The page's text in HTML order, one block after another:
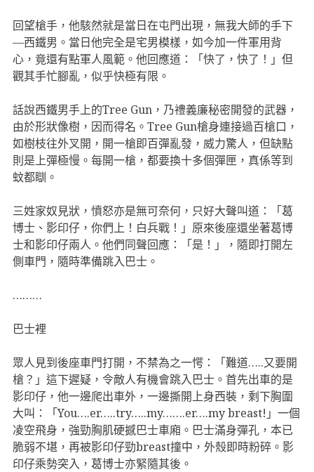
回望槍手，他駭然就是當日在屯門出現，無我大師的手下
—西鐵男。當日他完全是宅男模樣，如今加一件軍用背
心，竟還有點軍人風範。他回應道：「快了，快了！」但
觀其手忙腳亂，似乎快極有限。
話說西鐵男手上的Tree Gun，乃禮義廉秘密開發的武器，
由於形狀像樹，因而得名。Tree Gun槍身連接過百槍口，
如樹枝往外叉開，開一槍即百彈亂發，威力驚人，但缺點
則是上彈極慢。每開一槍，都要換十多個彈匣，真係等到
蚊都瞓。
三姓家奴見狀，憤怒亦是無可奈何，只好大聲叫道：「葛
博士、影印仔，你們上！白兵戰！」原來後座還坐著葛博
士和影印仔兩人。他們同聲回應：「是！」，隨即打開左
側車門，隨時準備跳入巴士。
………
巴士裡
眾人見到後座車門打開，不禁為之一愕：「難道…..又要開
槍？」這下遲疑，令敵人有機會跳入巴士。首先出車的是
影印仔，他一邊爬出車外，一邊撕開上身西裝，剩下胸圍
大叫：「You….er…..try…..my…….er….my breast!」一個
凌空飛身，強勁胸肌硬撼巴士車廂。巴士滿身彈孔，本已
脆弱不堪，再被影印仔勁breast撞中，外殼即時粉碎。影
印仔乘勢突入，葛博士亦緊隨其後。